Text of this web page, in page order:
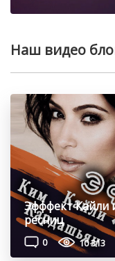
Наш видео
Эфффект Кайли
ресниц
0 10 313